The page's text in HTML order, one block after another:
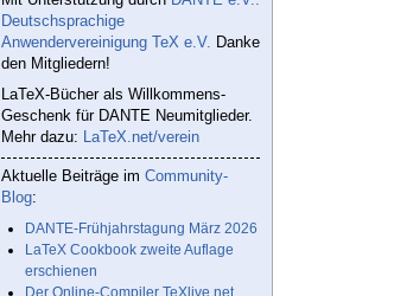
Deutschsprachige
Anwendervereinigung TeX e.V. Danke
den Mitgliedern!
LaTeX-Bücher als Willkommens-
Geschenk für DANTE Neumitglieder.
Mehr dazu: LaTeX.net/verein
Aktuelle Beiträge im Community-
Blog:
DANTE-Frühjahrstagung März 2026
LaTeX Cookbook zweite Auflage
erschienen